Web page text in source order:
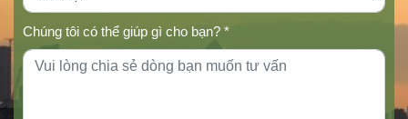
Chúng tôi có thể giúp gì cho bạn? *